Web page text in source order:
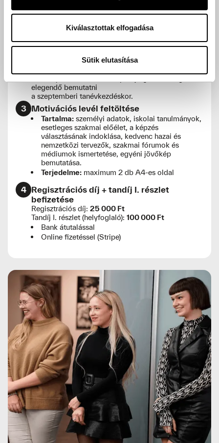
Kiválasztottak elfogadása
Sütik elutasítása
JELENTKEZÉS MENETE
elegendő bemutatni
a szeptemberi tanévkezdéskor.
3 Motivációs levél feltöltése
Tartalma: személyi adatok, iskolai tanulmányok,
esetleges szakmai előélet, a képzés
választásának indoklása, kedvenc hazai és
nemzetközi tervezők, szakmai fórumok és
médiumok ismertetése, egyéni jövőkép
bemutatása.
Terjedelme: maximum 2 db A4-es oldal
4
Regisztrációs díj + tandíj I. részlet
befizetése
Regisztrációs díj: 25 000 Ft
Tandíj I. részlet (helyfoglaló): 100 000 Ft
Bank átutalással
Online fizetéssel (Stripe)